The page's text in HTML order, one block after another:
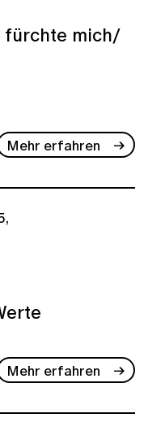
fürchte mich/
Mehr erfahren
Mehr erfahren